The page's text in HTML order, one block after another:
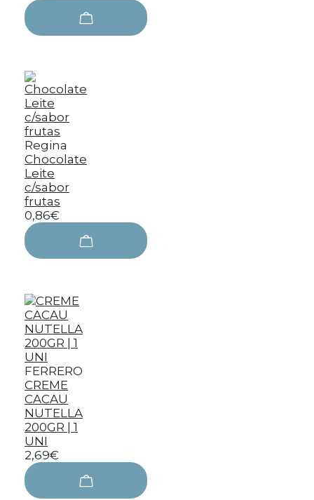
Regina
Chocolate
Leite
c/sabor
frutas
0,86€
FERRERO
CREME
CACAU
NUTELLA
200GR | 1
UNI
2,69€